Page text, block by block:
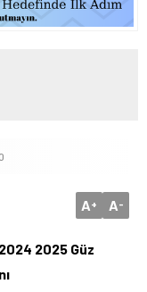
A+ A-
2025 Güz